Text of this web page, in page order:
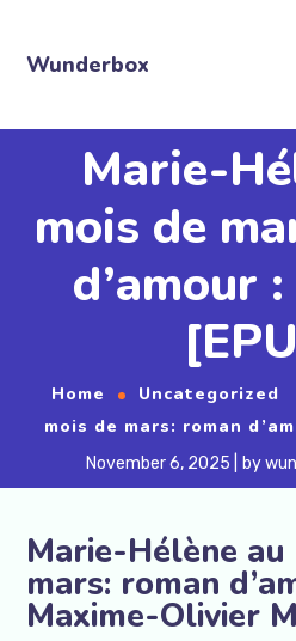
Wunderbox
Marie-
mois de
d’amour
Home Uncategorized
mois de mars: roman
November 6, 2025 by
Marie-Hélène au
mars: roman
Maxime-Olivier